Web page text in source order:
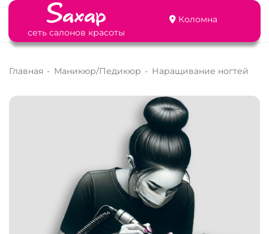
сеть салонов красоты
Коломна
Главная - Маникюр/Педикюр - Наращивание ногтей